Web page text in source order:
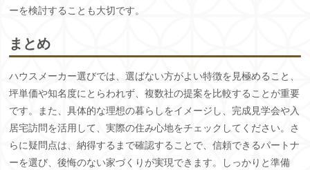
ーを検討することも大切です。
まとめ
ハウスメーカー選びでは、選ばない方がよい特徴を見極めること、
坪単価や知名度にとらわれず、複数社の提案を比較することが重要
です。また、具体的な理想の暮らしをイメージし、完成見学会や入
居宅訪問を活用して、実際の住み心地をチェックしてください。さ
らに疑問点は、納得するまで確認することで、信頼できるパートナ
ーを選び、後悔のない家づくりが実現できます。しっかりと準備